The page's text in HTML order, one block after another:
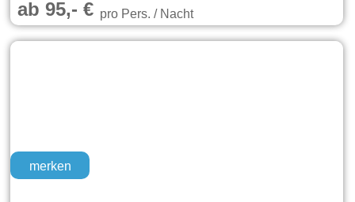
ab 95,- €pro Pers. / Nacht
merken